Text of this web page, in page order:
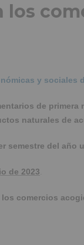
los
y
de
naturales de
del año
de 2023
comercios